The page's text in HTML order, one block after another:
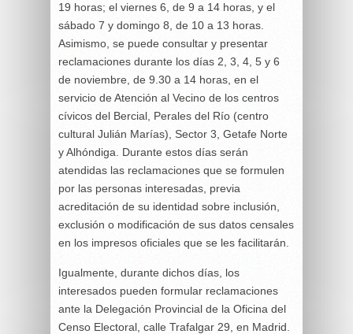
19 horas; el viernes 6, de 9 a 14 horas, y el
sábado 7 y domingo 8, de 10 a 13 horas.
Asimismo, se puede consultar y presentar
reclamaciones durante los días 2, 3, 4, 5 y 6
de noviembre, de 9.30 a 14 horas, en el
servicio de Atención al Vecino de los centros
cívicos del Bercial, Perales del Río (centro
cultural Julián Marías), Sector 3, Getafe Norte
y Alhóndiga. Durante estos días serán
atendidas las reclamaciones que se formulen
por las personas interesadas, previa
acreditación de su identidad sobre inclusión,
exclusión o modificación de sus datos censales
en los impresos oficiales que se les facilitarán.
Igualmente, durante dichos días, los
interesados pueden formular reclamaciones
ante la Delegación Provincial de la Oficina del
Censo Electoral, calle Trafalgar 29, en Madrid.